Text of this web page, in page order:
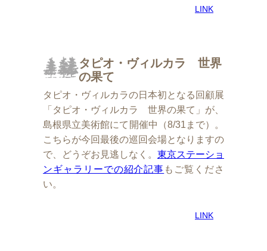
LINK
タピオ・ヴィルカラ 世界
の果て
タピオ・ヴィルカラの日本初となる回顧展
「タピオ・ヴィルカラ 世界の果て」が、
島根県立美術館にて開催中（8/31まで）。
こちらが今回最後の巡回会場となりますの
で、どうぞお見逃しなく。 東京ステーショ
ンギャラリーでの紹介記事 もご覧くださ
い。
LINK